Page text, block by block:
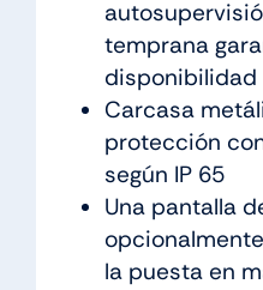
temprana
disponibilidad
Carcasa
protección
según IP 65
Una pantalla
la puesta en